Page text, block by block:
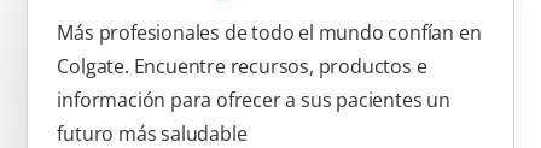
Más profesionales de todo el mundo confían en
Colgate. Encuentre recursos, productos e
información para ofrecer a sus pacientes un
futuro más saludable